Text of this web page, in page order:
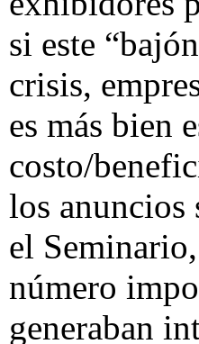
si este
crisis,
es más bien
costo/
los anuncios
el
número
generaban